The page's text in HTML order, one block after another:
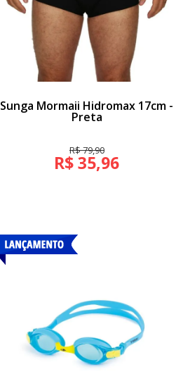
Sunga Mormaii Hidromax 17cm -
Preta
R$ 79,90
R$ 35,96